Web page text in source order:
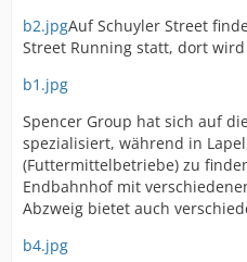
b2.jpgAuf Schuyler Street
Street Running statt, dort
b1.jpg
Spencer Group hat sich auf
spezialisiert, während in
(Futtermittelbetriebe) zu
Endbahnhof mit
Abzweig bietet auch
b4.jpg